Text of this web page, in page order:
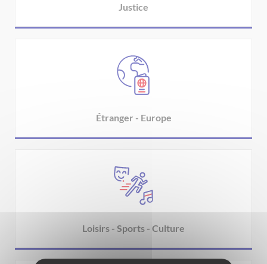
Justice
Étranger - Europe
Loisirs - Sports - Culture